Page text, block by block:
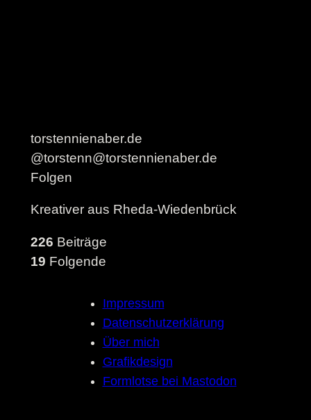
torstennienaber.de
@torstenn@torstennienaber.de
Folgen
Kreativer aus Rheda-Wiedenbrück
226 Beiträge
19 Folgende
Impressum
Datenschutzerklärung
Über mich
Grafikdesign
Formlotse bei Mastodon